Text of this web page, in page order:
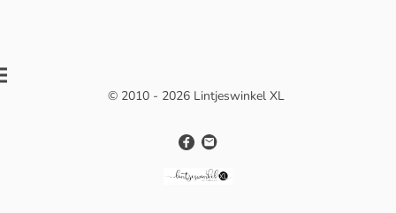
© 2010 - 2026 Lintjeswinkel XL